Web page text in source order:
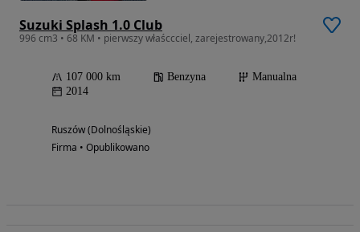
Suzuki Splash 1.0 Club
996 cm3 • 68 KM • pierwszy właśccciel, zarejestrowany,2012r!
107 000 km Benzyna
Manualna
2014
Ruszów (Dolnośląskie)
Firma • Opublikowano